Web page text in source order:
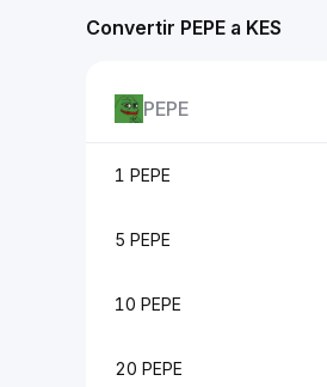
Convertir PEPE a KES
PEPE
1 PEPE
5 PEPE
10 PEPE
20 PEPE